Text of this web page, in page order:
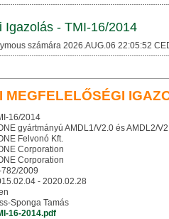
Igazolás - TMI-16/2014
számára 2026.AUG.06 22:05:52
MEGFELELŐSÉGI
16/2014
gyártmányú AMDL1/V2.0 és AMDL2/
Felvonó Kft.
Corporation
Corporation
782/2009
- 2020.02.28
Sponga Tamás
16-2014.pdf